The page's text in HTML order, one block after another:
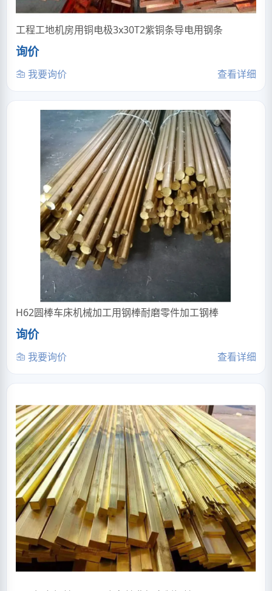
工程工地机房用铜电极3x30T2紫铜条导电用钢条
询价
我要询价 查看详细
H62圆棒车床机械加工用钢棒耐磨零件加工钢棒
询价
我要询价 查看详细